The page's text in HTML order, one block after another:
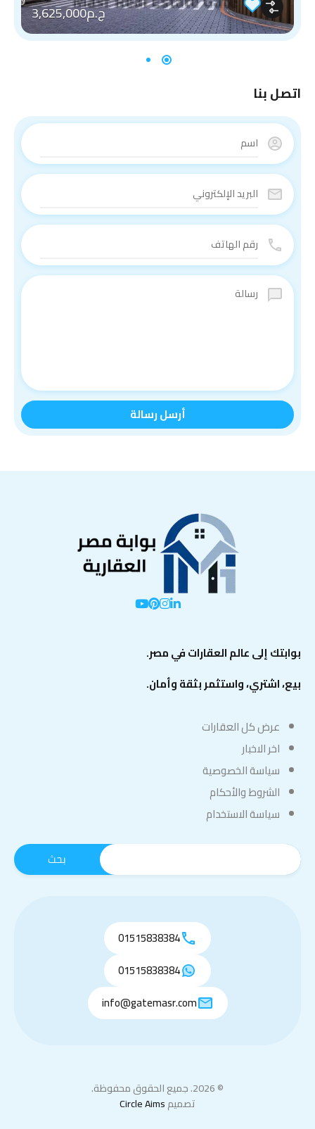
ج.م3,625,000
اتصل بنا
بوابتك إلى عالم العقارات في مصر.
بيع، اشتري، واستثمر بثقة وأمان.
عرض كل العقارات
اخر الاخبار
سياسة الخصوصية
الشروط والأحكام
سياسة الاستخدام
01515838384
01515838384
info@gatemasr.com
© 2026. جميع الحقوق محفوظة.
تصميمCircle Aims